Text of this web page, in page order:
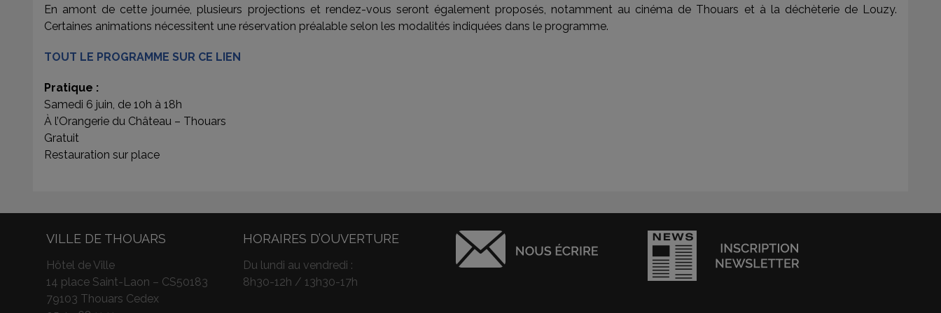
En amont de cette journée, plusieurs projections et rendez-vous seront également proposés, notamment au cinéma de Thouars et à la déchèterie de Louzy.
Certaines animations nécessitent une réservation préalable selon les modalités indiquées dans le programme.
TOUT LE PROGRAMME SUR CE LIEN
Pratique :
Samedi 6 juin, de 10h à 18h
À l’Orangerie du Château – Thouars
Gratuit
Restauration sur place
VILLE DE THOUARS
Hôtel de Ville
14 place Saint-Laon – CS50183
79103 Thouars Cedex
HORAIRES D’OUVERTURE
Du lundi au vendredi :
8h30-12h / 13h30-17h